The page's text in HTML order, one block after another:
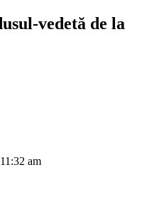
vedetă de la
am